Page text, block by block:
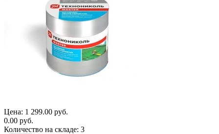
Цена: 1 299.00 руб.
0.00 руб.
Количество на складе: 3